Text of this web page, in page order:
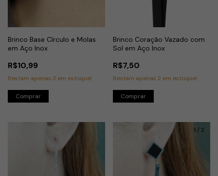
Brinco Base Círculo e Molas
em Aço Inox
R$10,99
Restam apenas 3 em estoque!
Brinco Coração Vazado com
Sol em Aço Inox
R$7,50
Restam apenas 2 em estoque!
1 / 2